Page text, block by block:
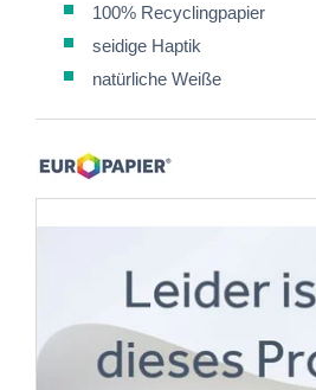
100% Recyclingpapier
seidige Haptik
natürliche Weiße